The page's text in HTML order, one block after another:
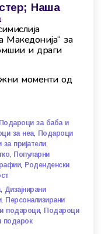
Наша
Македонија“ за
и драги
моменти од
Подароци за баба и
за неа, Подароци
пријатели,
, Популарни
, Роденденски
, Дизајнирани
, Персонализирани
подароци, Подароци
подарок